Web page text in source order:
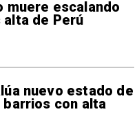
muere escalando
alta de Perú
nuevo estado de
barrios con alta